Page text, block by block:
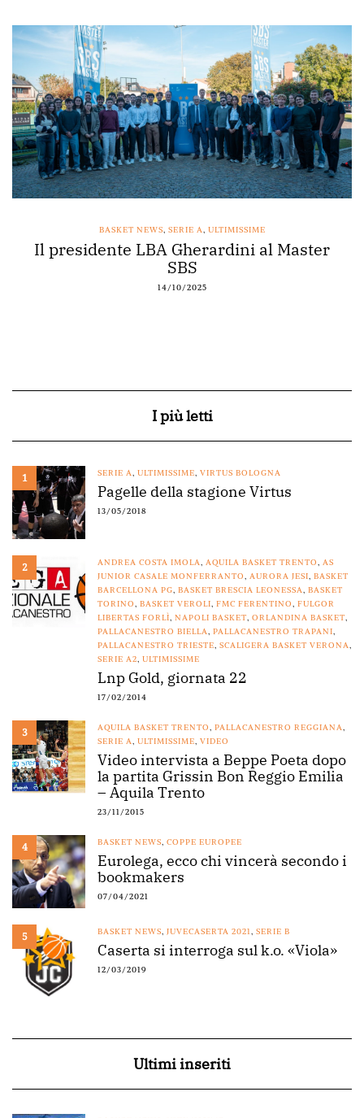
BASKET NEWS, SERIE A, ULTIMISSIME
Il presidente LBA Gherardini al Master
SBS
14/10/2025
I più letti
1 SERIE A, ULTIMISSIME, VIRTUS BOLOGNA
Pagelle della stagione Virtus
13/05/2018
2 ANDREA COSTA IMOLA, AQUILA BASKET TRENTO, AS
JUNIOR CASALE MONFERRANTO, AURORA JESI, BASKET
BARCELLONA PG, BASKET BRESCIA LEONESSA, BASKET
TORINO, BASKET VEROLI, FMC FERENTINO, FULGOR
LIBERTAS FORLÌ, NAPOLI BASKET, ORLANDINA BASKET,
PALLACANESTRO BIELLA, PALLACANESTRO TRAPANI,
PALLACANESTRO TRIESTE, SCALIGERA BASKET VERONA,
SERIE A2, ULTIMISSIME
Lnp Gold, giornata 22
17/02/2014
3 AQUILA BASKET TRENTO, PALLACANESTRO REGGIANA,
SERIE A, ULTIMISSIME, VIDEO
Video intervista a Beppe Poeta dopo
la partita Grissin Bon Reggio Emilia
– Aquila Trento
23/11/2015
4 BASKET NEWS, COPPE EUROPEE
Eurolega, ecco chi vincerà secondo i
bookmakers
07/04/2021
5 BASKET NEWS, JUVECASERTA 2021, SERIE B
Caserta si interroga sul k.o. «Viola»
12/03/2019
Ultimi inseriti